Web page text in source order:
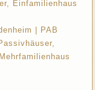
Einfamilienhaus
| PAB